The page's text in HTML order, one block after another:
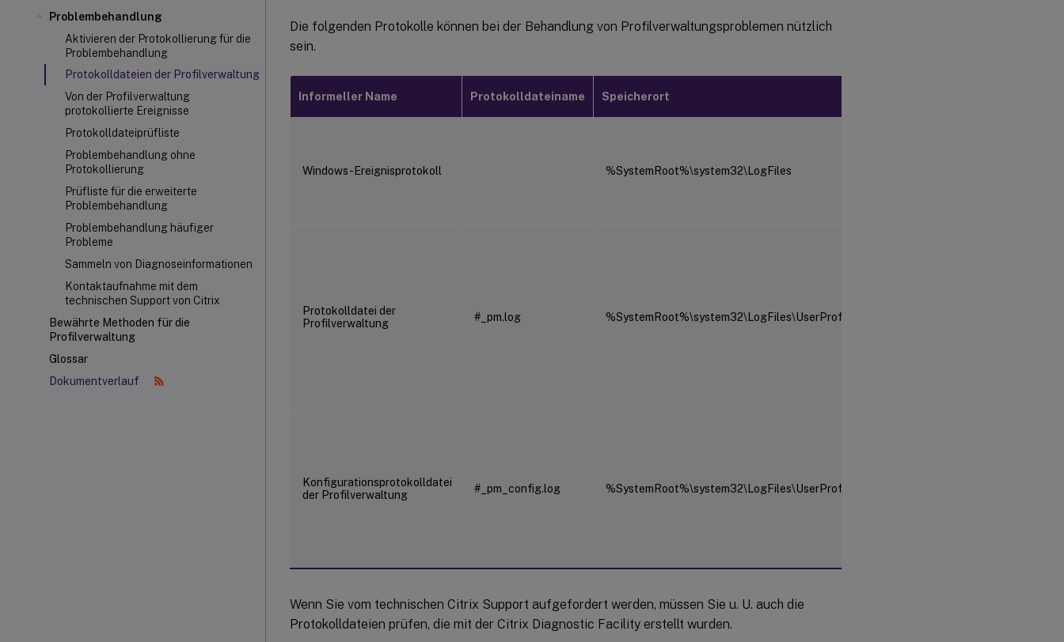
Problembehandlung
Aktivieren der Protokollierung für die
Problembehandlung
Protokolldateien der Profilverwaltung
Von der Profilverwaltung
protokollierte Ereignisse
Protokolldateiprüfliste
Problembehandlung ohne
Protokollierung
Prüfliste für die erweiterte
Problembehandlung
Problembehandlung häufiger
Probleme
Sammeln von Diagnoseinformationen
Kontaktaufnahme mit dem
technischen Support von Citrix
Bewährte Methoden für die
Profilverwaltung
Glossar
Dokumentverlauf
Die folgenden Protokolle können bei der Behandlung von Profilverwaltungsproblemen nützlich
sein.
Informeller Name Protokolldateiname Speicherort
Windows-Ereignisprotokoll %SystemRoot%\system32\LogFiles
Protokolldatei der
Profilverwaltung
#_pm.log %SystemRoot%\system32\LogFiles\UserProfileManager
Konfigurationsprotokolldatei
der Profilverwaltung
#_pm_config.log %SystemRoot%\system32\LogFiles\UserProfileManager
Wenn Sie vom technischen Citrix Support aufgefordert werden, müssen Sie u. U. auch die
Protokolldateien prüfen, die mit der Citrix Diagnostic Facility erstellt wurden.